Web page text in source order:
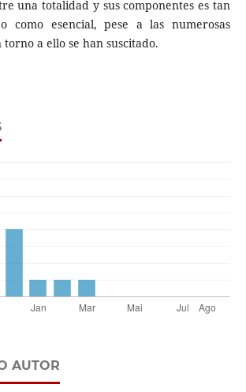
una totalidad y sus componentes es tan
como esencial, pese a las numerosas
a ello se han suscitado.
AUTOR